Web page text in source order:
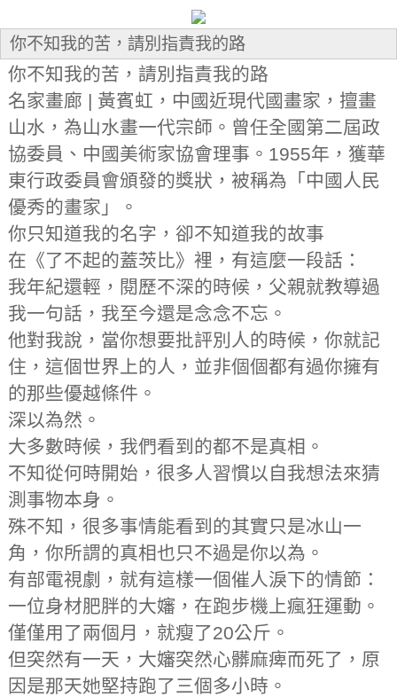
你不知我的苦，請別指責我的路
你不知我的苦，請別指責我的路
名家畫廊 | 黃賓虹，中國近現代國畫家，擅畫
山水，為山水畫一代宗師。曾任全國第二屆政
協委員、中國美術家協會理事。1955年，獲華
東行政委員會頒發的獎狀，被稱為「中國人民
優秀的畫家」。
你只知道我的名字，卻不知道我的故事
在《了不起的蓋茨比》裡，有這麼一段話：
我年紀還輕，閱歷不深的時候，父親就教導過
我一句話，我至今還是念念不忘。
他對我說，當你想要批評別人的時候，你就記
住，這個世界上的人，並非個個都有過你擁有
的那些優越條件。
深以為然。
大多數時候，我們看到的都不是真相。
不知從何時開始，很多人習慣以自我想法來猜
測事物本身。
殊不知，很多事情能看到的其實只是冰山一
角，你所謂的真相也只不過是你以為。
有部電視劇，就有這樣一個催人淚下的情節：
一位身材肥胖的大嬸，在跑步機上瘋狂運動。
僅僅用了兩個月，就瘦了20公斤。
但突然有一天，大嬸突然心髒麻痺而死了，原
因是那天她堅持跑了三個多小時。